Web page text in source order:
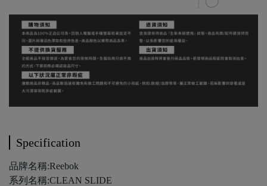
Specification
品牌名稱:Reebok
系列名稱:CLEAN SLIDE